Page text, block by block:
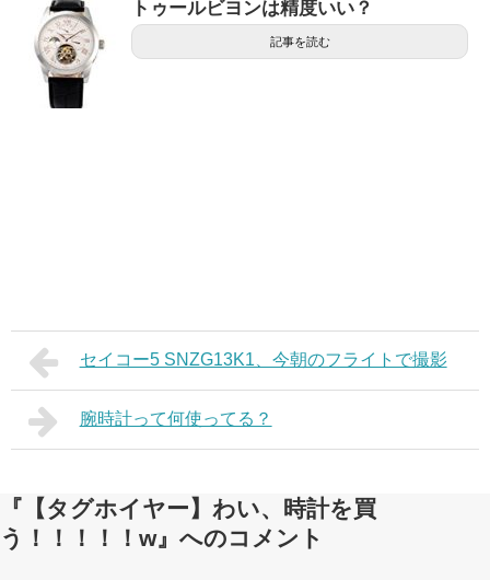
トゥールビヨンは精度いい？
記事を読む
セイコー5 SNZG13K1、今朝のフライトで撮影
腕時計って何使ってる？
『【タグホイヤー】わい、時計を買
う！！！！！w』へのコメント